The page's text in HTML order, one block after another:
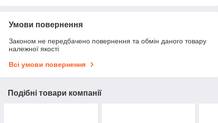
Умови повернення
Законом не передбачено повернення та обмін даного товару
належної якості
Всі умови повернення
Подібні товари компанії